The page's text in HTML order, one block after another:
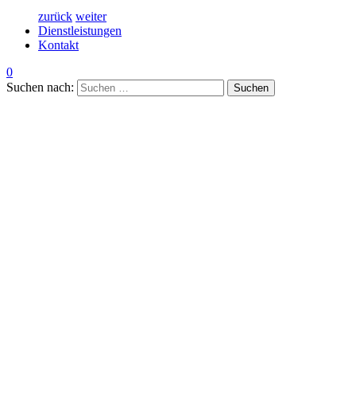
zurück weiter
Dienstleistungen
Kontakt
0
Suchen nach: